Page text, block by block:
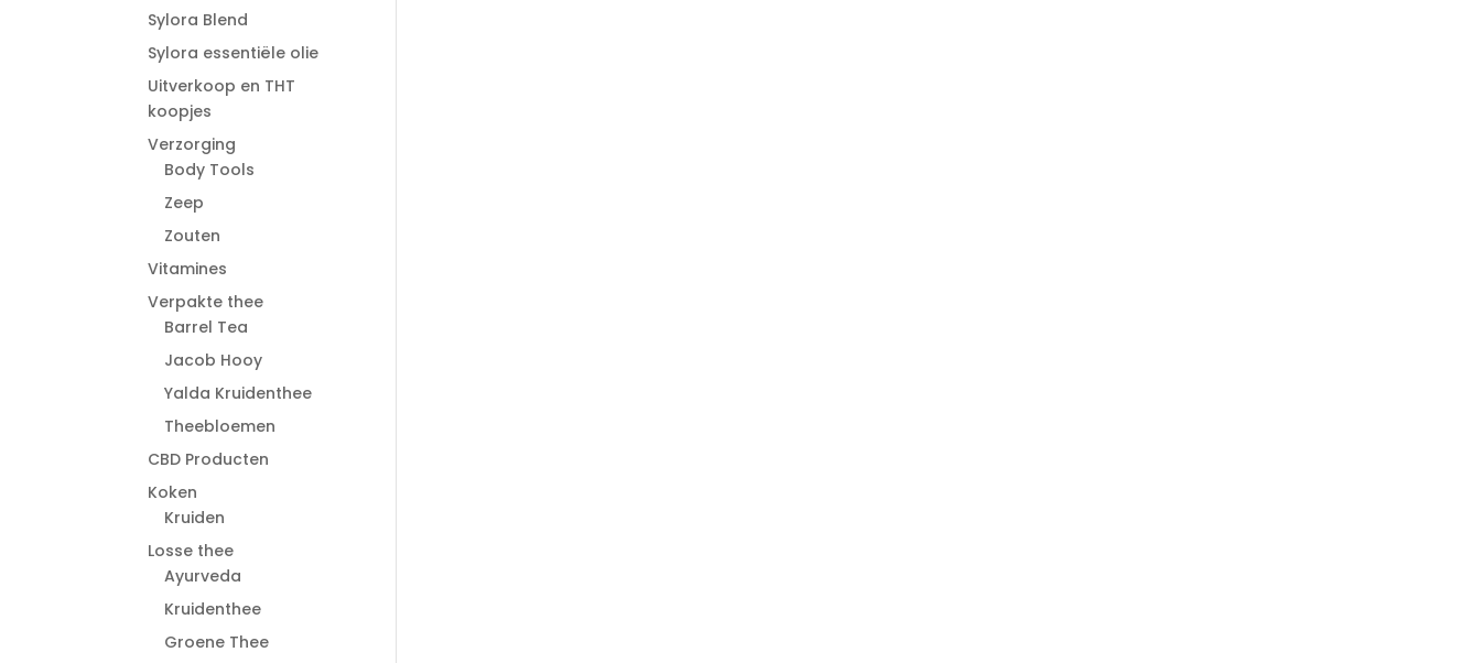
Sylora Blend
Sylora essentiële olie
Uitverkoop en THT
koopjes
Verzorging
Body Tools
Zeep
Zouten
Vitamines
Verpakte thee
Barrel Tea
Jacob Hooy
Yalda Kruidenthee
Theebloemen
CBD Producten
Koken
Kruiden
Losse thee
Ayurveda
Kruidenthee
Groene Thee